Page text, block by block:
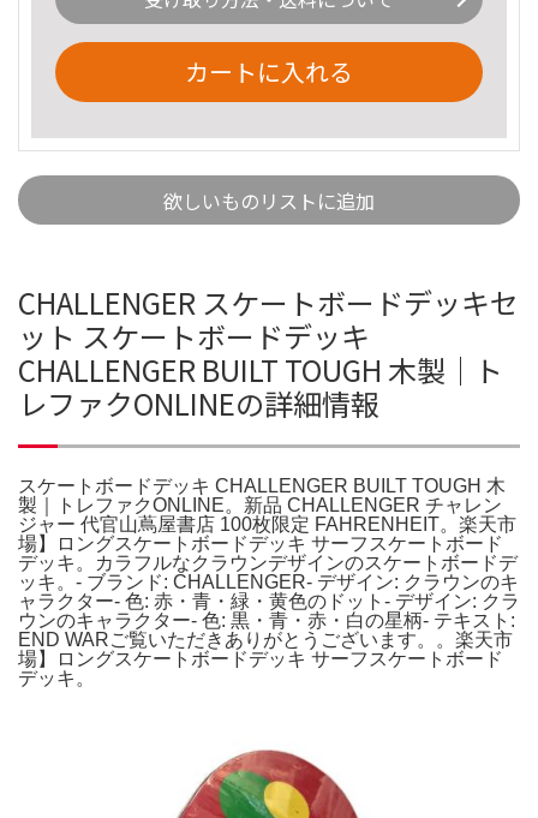
カートに入れる
欲しいものリストに追加
CHALLENGER スケートボードデッキセ
ット スケートボードデッキ
CHALLENGER BUILT TOUGH 木製｜ト
レファクONLINEの詳細情報
スケートボードデッキ CHALLENGER BUILT TOUGH 木
製｜トレファクONLINE。新品 CHALLENGER チャレン
ジャー 代官山蔦屋書店 100枚限定 FAHRENHEIT。楽天市
場】ロングスケートボードデッキ サーフスケートボード
デッキ。カラフルなクラウンデザインのスケートボードデ
ッキ。- ブランド: CHALLENGER- デザイン: クラウンのキ
ャラクター- 色: 赤・青・緑・黄色のドット- デザイン: クラ
ウンのキャラクター- 色: 黒・青・赤・白の星柄- テキスト:
END WARご覧いただきありがとうございます。。楽天市
場】ロングスケートボードデッキ サーフスケートボード
デッキ。